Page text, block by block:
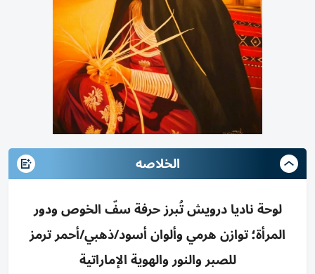
الخلاصه
لوحة ناديا درويش تُبرز حرفة سفّ الخوص ودور
المرأة؛ توازن هرمي وألوان أسود/ذهبي/أحمر ترمز
للصبر والنور والهوية الإماراتية